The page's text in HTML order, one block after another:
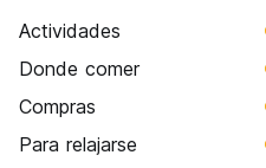
Actividades
Donde comer
Compras
Para relajarse